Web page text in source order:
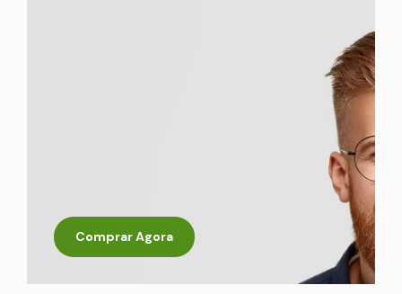
Comprar Agora